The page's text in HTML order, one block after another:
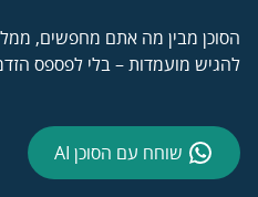
הסוכן מבין מה אתם מחפשים,
להגיש מועמדות – בלי לפספס
שוחח עם הסוכן AI